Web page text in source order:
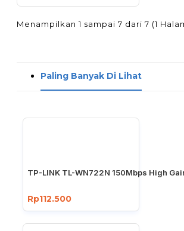
Menampilkan 1 sampai 7 dari 7 (1
Paling Banyak Di Lihat
TP-LINK TL-WN722N 150Mbps High
Rp112.500